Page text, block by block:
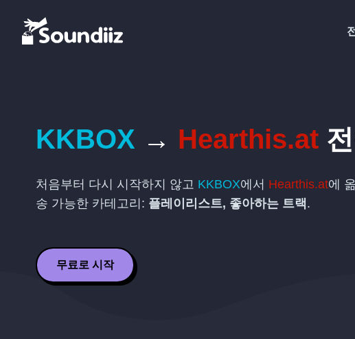
KKBOX → Hearthis.at
처음부터 다시 시작하지 않고 KKBOX에서 Hearthis.at에
송 가능한 카테고리: 플레이리스트, 좋아하는 트랙.
무료로 시작